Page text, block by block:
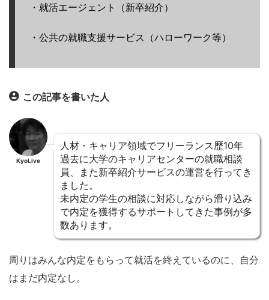
・就活エージェント（新卒紹介）
・公共の就職支援サービス（ハローワーク等）
この記事を書いた人
KyoLive
人材・キャリア領域でフリーランス歴10年
過去に大学のキャリアセンターの就職相談
員、また新卒紹介サービスの運営を行ってき
ました。
未内定の学生の相談に対応しながら滑り込み
で内定を獲得するサポートしてきた事例が多
数あります。
周りはみんな内定をもらって就活を終えているのに、自分
はまだ内定なし。